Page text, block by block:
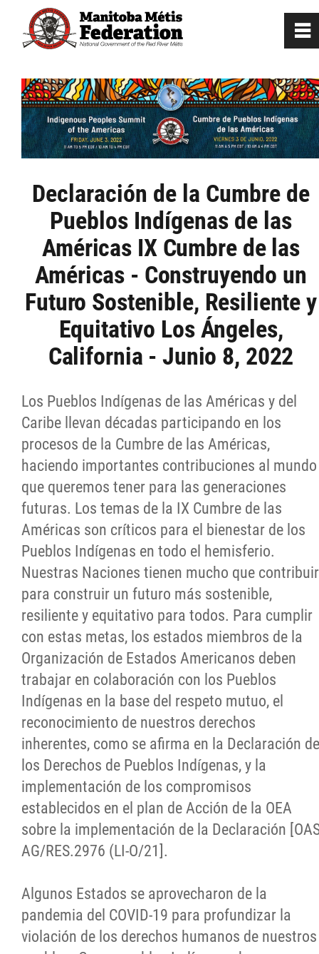
Declaración de la Cumbre de
Pueblos Indígenas de las
Américas IX Cumbre de las
Américas - Construyendo un
Futuro Sostenible, Resiliente y
Equitativo Los Ángeles,
California - Junio 8, 2022
Los Pueblos Indígenas de las Américas y del
Caribe llevan décadas participando en los
procesos de la Cumbre de las Américas,
haciendo importantes contribuciones al mundo
que queremos tener para las generaciones
futuras. Los temas de la IX Cumbre de las
Américas son críticos para el bienestar de los
Pueblos Indígenas en todo el hemisferio.
Nuestras Naciones tienen mucho que contribuir
para construir un futuro más sostenible,
resiliente y equitativo para todos. Para cumplir
con estas metas, los estados miembros de la
Organización de Estados Americanos deben
trabajar en colaboración con los Pueblos
Indígenas en la base del respeto mutuo, el
reconocimiento de nuestros derechos
inherentes, como se afirma en la Declaración de
los Derechos de Pueblos Indígenas, y la
implementación de los compromisos
establecidos en el plan de Acción de la OEA
sobre la implementación de la Declaración
AG/RES.2976 (LI-O/21].
Algunos Estados se aprovecharon de la
pandemia del COVID-19 para profundizar la
violación de los derechos humanos de nuestros
0
Home
Our Culture
Government
Jobs
News
Contact
~